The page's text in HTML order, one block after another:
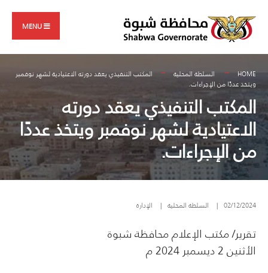
content
MENU
HOME السلطة المحلية
المكتب التنفيذي يعقد دورته الاعتيادية لشهر نوفمبر
ويتخذ عددًا من الإجراءات.
المكتب التنفيذي يعقد دورته
الاعتيادية لشهر نوفمبر ويتخذ عددًا
من الإجراءات.
02/12/2024
| السلطة المحلية | الإدارة
تقرير/ مكتب الإعلام محافظة شبوة
الأثنين 2 ديسمبر 2024 م
for: